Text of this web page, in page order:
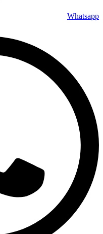
Whatsapp